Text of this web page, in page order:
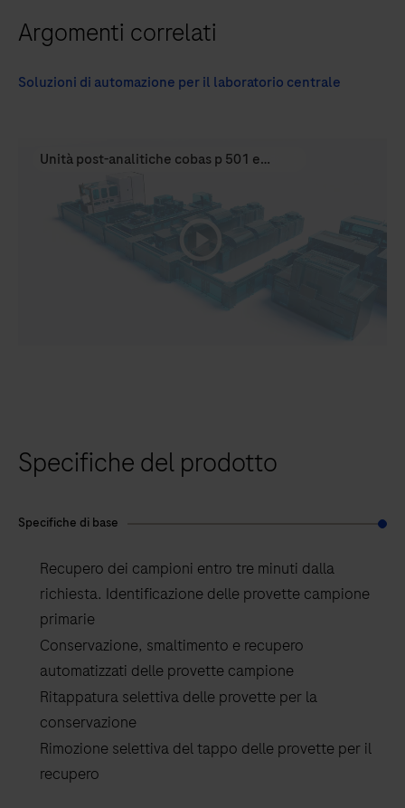
Argomenti correlati
Soluzioni di automazione per il laboratorio centrale
Unità post-analitiche cobas p 501 e
Specifiche del prodotto
Specifiche di base
Recupero dei campioni entro tre minuti dalla
richiesta. Identificazione delle provette campione
primarie
Conservazione, smaltimento e recupero
automatizzati delle provette campione
Ritappatura selettiva delle provette per la
conservazione
Rimozione selettiva del tappo delle provette per il
recupero